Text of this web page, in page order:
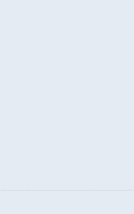
시점에서 흘러간 선(先)비핵화
보하기 위해 최선을 다할 것"이
과연 한반도의 평화와 안정에 플
핑에서 정 장관이 언급한 '4자
억달러를 넘어섰다. 상품수입
주변기기(SSD)는 282.7% 증가
비IT 품목도 ▲석유제품
용료수지는 전월 흑자에서 4억
는 배당소득을 중심으로 32억
다 전월 분기배당에 따른 기저효